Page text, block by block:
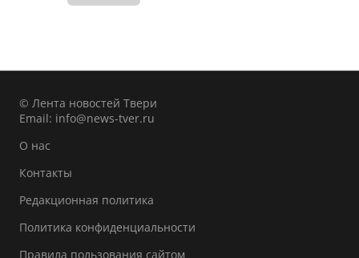
© Лента новостей Твери
Email: info@news-tver.ru
О нас
Контакты
Редакционная политика
Политика конфиденциальности
Правила пользования сайтом